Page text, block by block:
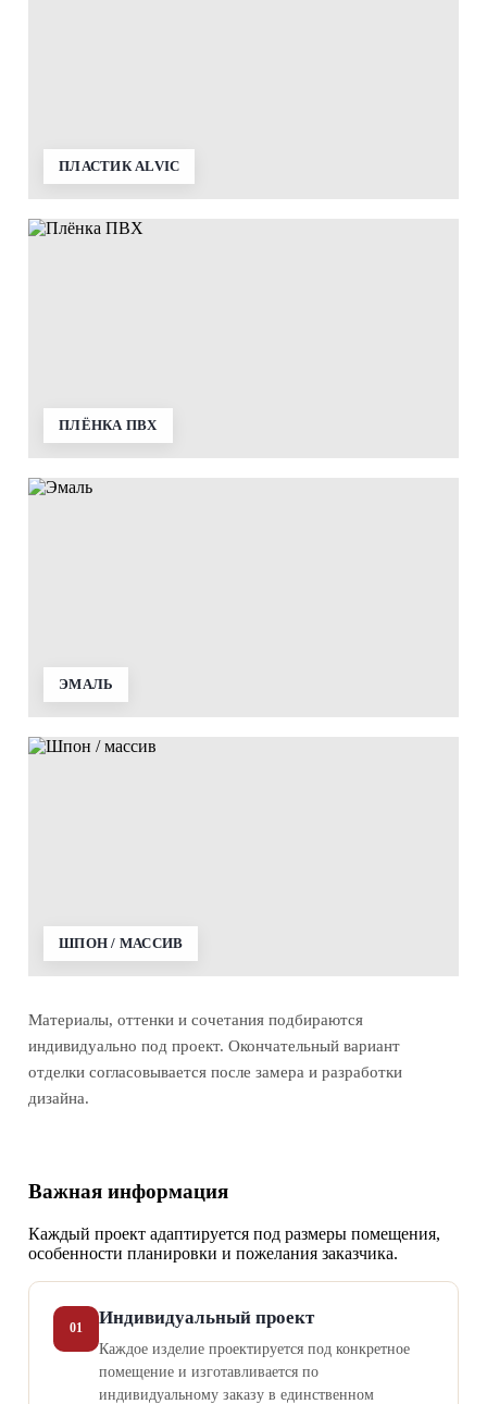
ПЛАСТИК ALVIC
ПЛЁНКА ПВХ
ЭМАЛЬ
ШПОН / МАССИВ
Материалы, оттенки и сочетания подбираются
индивидуально под проект. Окончательный вариант
отделки согласовывается после замера и разработки
дизайна.
Важная информация
Каждый проект адаптируется под размеры помещения,
особенности планировки и пожелания заказчика.
01
Индивидуальный проект
Каждое изделие проектируется под конкретное
помещение и изготавливается по
индивидуальному заказу в единственном